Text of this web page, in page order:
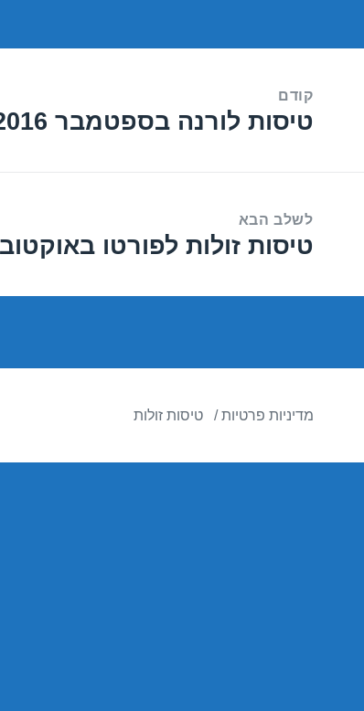
קודם
הפוסט
טיסות לורנה בספטמבר 06/09/2016
לשלב הבא
הפוסט
טיסות זולות לפורטו באוקטובר 05/10/
מדיניות פרטיות טיסות זולות